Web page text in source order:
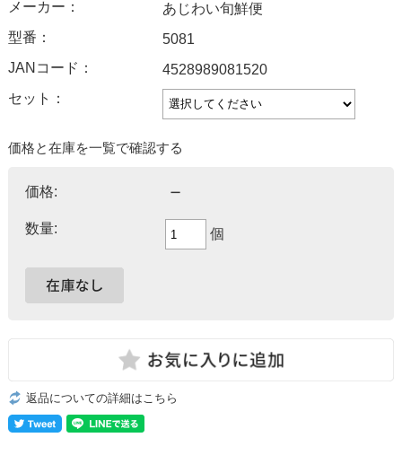
メーカー：
あじわい旬鮮便
型番：
5081
JANコード：
4528989081520
セット：
価格と在庫を一覧で確認する
価格: －
数量: 個
返品についての詳細はこちら